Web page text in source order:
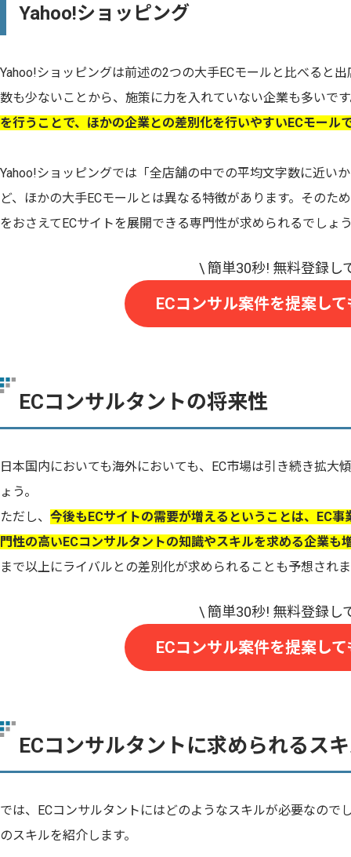
Yahoo!ショッピング
Yahoo!ショッピングは前述の2つの大手ECモールと比べると
数も少ないことから、施策に力を入れていない企業も多いで
を行うことで、ほかの企業との差別化を行いやすいECモール
Yahoo!ショッピングでは「全店舗の中での平均文字数に近い
ど、ほかの大手ECモールとは異なる特徴があります。そのた
をおさえてECサイトを展開できる専門性が求められるでしょ
ECコンサル案件を提案して
ECコンサルタントの将来性
日本国内においても海外においても、EC市場は引き続き拡大
ょう。
ただし、 今後もECサイトの需要が増えるということは、EC
門性の高いECコンサルタントの知識やスキルを求める企業も
まで以上にライバルとの差別化が求められることも予想され
ECコンサル案件を提案して
ECコンサルタントに求められるス
では、ECコンサルタントにはどのようなスキルが必要なので
のスキルを紹介します。